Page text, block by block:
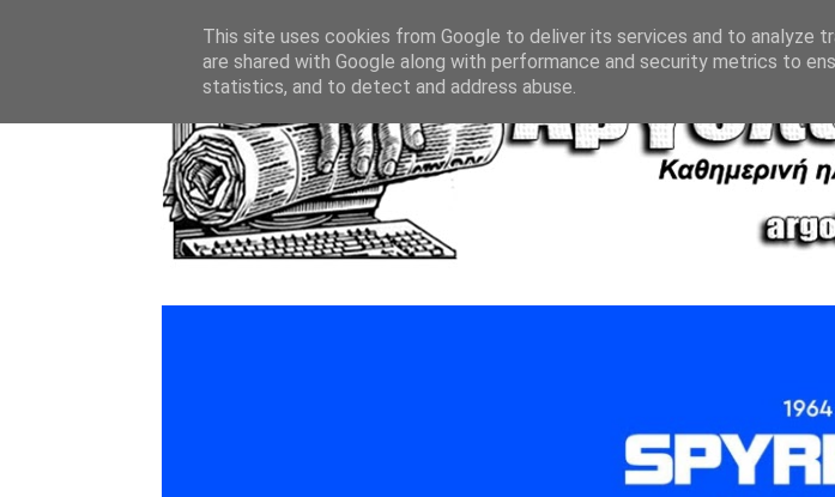
This site uses cookies from Google to deliver its services and to analyze
are shared with Google along with performance and security metrics to
statistics, and to detect and address abuse.